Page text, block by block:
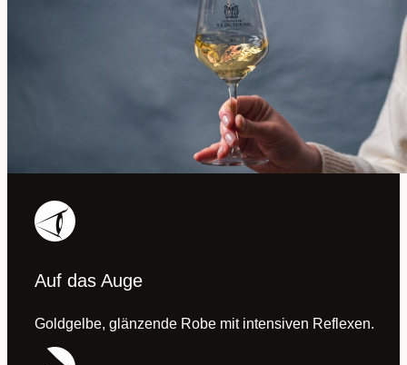
Auf das Auge
Goldgelbe, glänzende Robe mit intensiven Reflexen.